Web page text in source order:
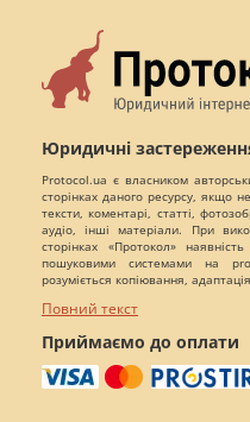
Юридичні
Protocol.ua є власником
сторінках даного ресурсу, якщо
тексти, коментарі, статті,
аудіо, інші матеріали. При
сторінках «Протокол»
пошуковими системами на
розуміється копіювання,
Повний текст
Приймаємо до оплати